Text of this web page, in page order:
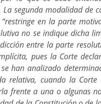
segunda modalidad de
en la parte
no se indique dicha
entre la parte
pues la Corte
han analizado
relativa, cuando la
frente a una o algunas